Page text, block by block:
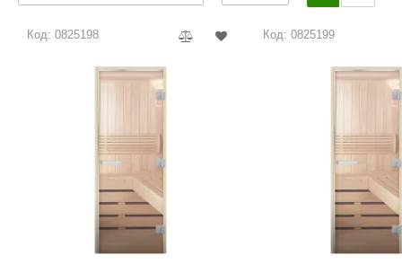
Пульты управления
Камни для печей
Аксессуары
Ароматерапия
Комплектующие и запчасти
Steam and Water
SPA-Технология Lacoform
Baneum
ASTON
Black Banya Баня
IDABIO
Код: 0825198 Код: 0825199